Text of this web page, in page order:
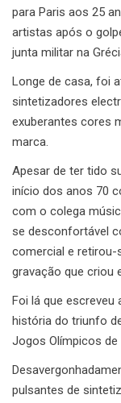
para Paris aos 25
artistas após o
junta militar na
Longe de casa, foi
sintetizadores
exuberantes cores
marca.
Apesar de ter tido
início dos anos 70
com o colega
se desconfortável
comercial e retirou-
gravação que criou
Foi lá que escreveu
história do triunfo
Jogos Olímpicos de
pulsantes de